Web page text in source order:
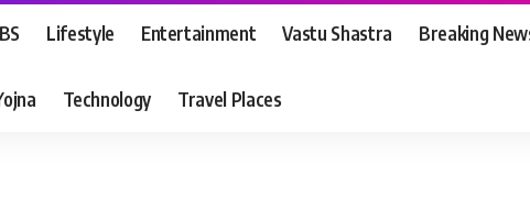
Lifestyle Entertainment Vastu Shastra Breaking
Technology Travel Places